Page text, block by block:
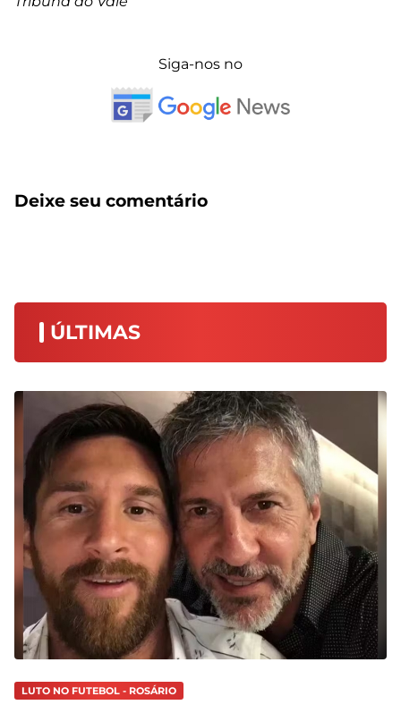
Siga-nos no
Deixe seu comentário
ÚLTIMAS
LUTO NO FUTEBOL - ROSÁRIO